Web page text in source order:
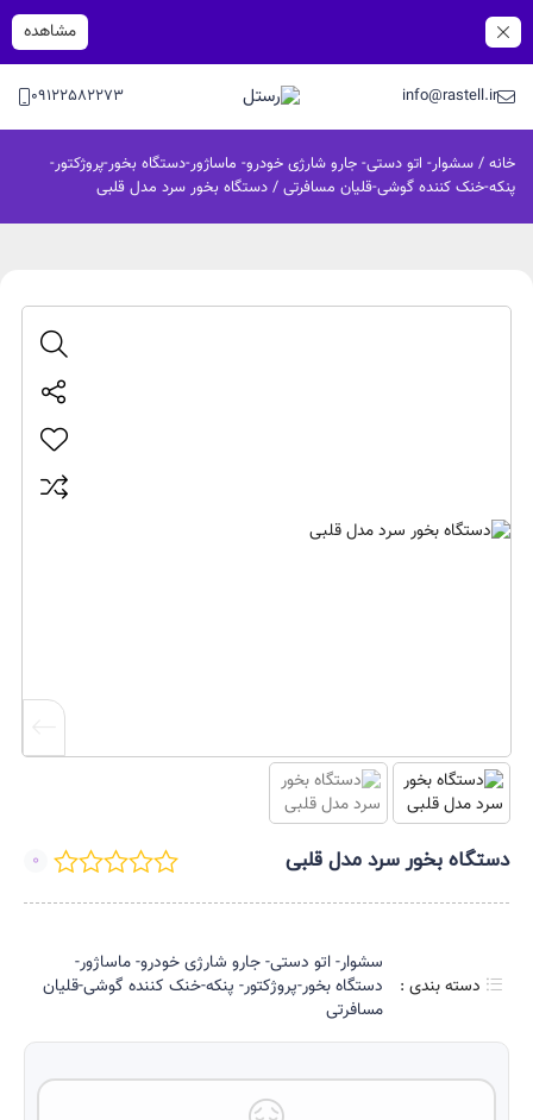
مشاهده
info@rastell.ir
09122582273
خانه / سشوار- اتو دستی- جارو شارژی خودرو- ماساژور-دستگاه بخور-پروژکتور-
پنکه-خنک کننده گوشی-قلیان مسافرتی / دستگاه بخور سرد مدل قلبی
دستگاه بخور سرد مدل قلبی 0
دسته بندی :
سشوار- اتو دستی- جارو شارژی خودرو- ماساژور-
دستگاه بخور-پروژکتور- پنکه-خنک کننده گوشی-قلیان
مسافرتی